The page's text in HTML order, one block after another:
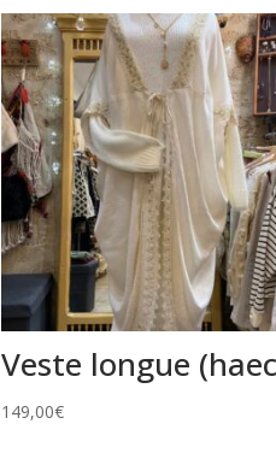
Veste longue
149,00€